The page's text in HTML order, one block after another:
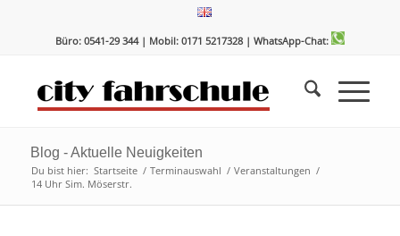
Büro: 0541-29 344 | Mobil: 0171 5217328 | WhatsApp-Chat:
Blog - Aktuelle Neuigkeiten
Du bist hier: Startseite / Terminauswahl / Veranstaltungen /
14 Uhr Sim. Möserstr.